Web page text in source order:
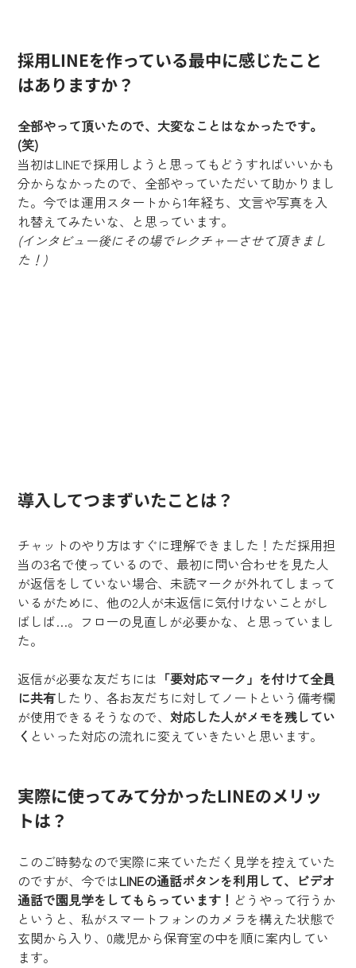
採用LINEを作っている最中に感じたこと
はありますか？
全部やって頂いたので、大変なことはなかったです。
(笑)
当初はLINEで採用しようと思ってもどうすればいいかも
分からなかったので、全部やっていただいて助かりまし
た。今では運用スタートから1年経ち、文言や写真を入
れ替えてみたいな、と思っています。
(インタビュー後にその場でレクチャーさせて頂きまし
た！)
導入してつまずいたことは？
チャットのやり方はすぐに理解できました！ただ採用担
当の3名で使っているので、最初に問い合わせを見た人
が返信をしていない場合、未読マークが外れてしまって
いるがために、他の2人が未返信に気付けないことがし
ばしば…。フローの見直しが必要かな、と思っていまし
た。
返信が必要な友だちには 「要対応マーク」を付けて全員
に共有したり、各お友だちに対してノートという備考欄
が使用できるそうなので、対応した人がメモを残してい
く といった対応の流れに変えていきたいと思います。
実際に使ってみて分かったLINEのメリッ
トは？
このご時勢なので実際に来ていただく見学を控えていた
のですが、今ではLINEの通話ボタンを利用して、ビデオ
通話で園見学をしてもらっています！ どうやって行うか
というと、私がスマートフォンのカメラを構えた状態で
玄関から入り、0歳児から保育室の中を順に案内してい
ます。